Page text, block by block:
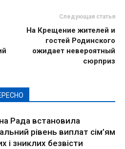
Следующая статья
На Крещение жителей и
гостей Родинского
ожидает невероятный
сюрприз
Рада встановила
рівень виплат сім’ям
і зниклих безвісти